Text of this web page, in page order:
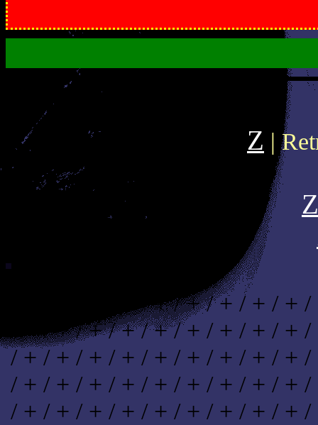
Z |
Z
/ + / + / + / + / + / + / + / + / +
/ + / + / + / + / + / + / + / + / +
/ + / + / + / + / + / + / + / + / +
/ + / + / + / + / + / + / + / + / +
/ + / + / + / + / + / + / + / + / +